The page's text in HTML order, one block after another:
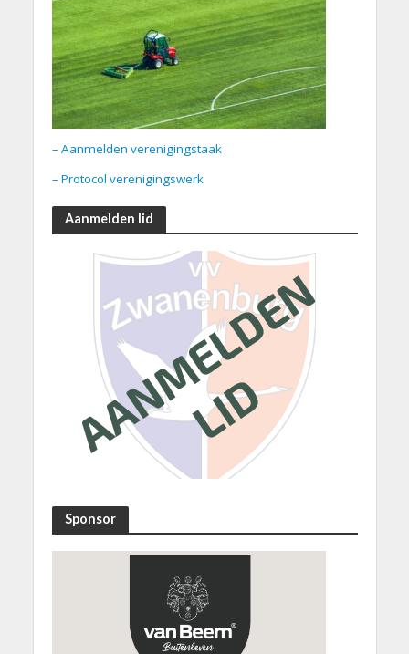
– Aanmelden verenigingstaak
– Protocol verenigingswerk
Aanmelden lid
Sponsor